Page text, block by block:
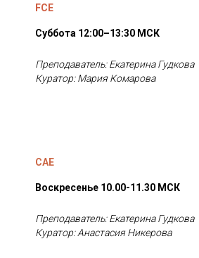
FCE
Суббота 12:00–13:30 МСК
Преподаватель: Екатерина Гудкова
Куратор: Мария Комарова
CAE
Воскресенье 10.00-11.30 МСК
Преподаватель: Екатерина Гудкова
Куратор: Анастасия Никерова